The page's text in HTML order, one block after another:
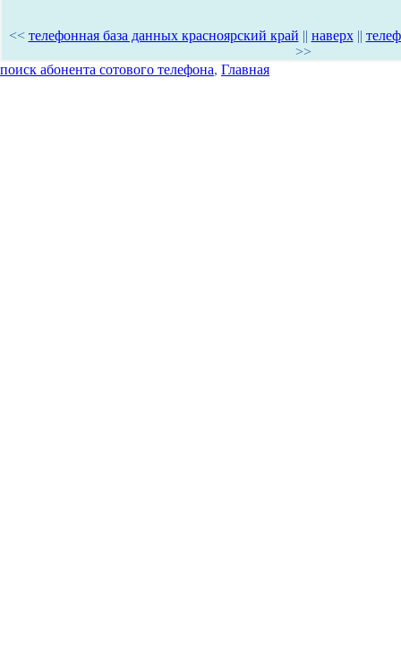
<< телефонная база данных красноярский край || наверх||
>>
поиск абонента сотового телефона, Главная